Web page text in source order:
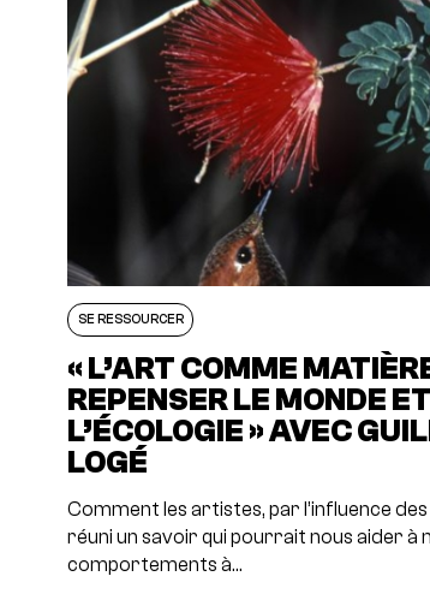
SE RESSOURCER
« L’ART COMME
REPENSER LE MONDE ET
L’ÉCOLOGIE » AVEC
LOGÉ
Comment les artistes, par l’influence
réuni un savoir qui pourrait nous aider à
comportements à…